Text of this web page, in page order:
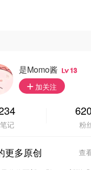
是momo酱 13
加关注
笔记 粉
更多原创
查